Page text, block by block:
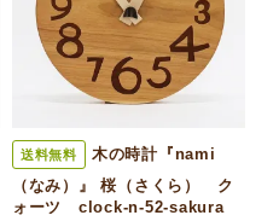
送料無料
木の時計『nami
（なみ）』 桜（さくら） ク
ォーツ clock-n-52-sakura